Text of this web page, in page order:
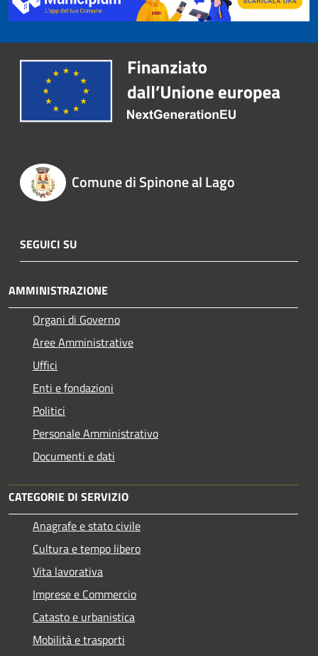
Comune di Spinone al Lago
SEGUICI SU
AMMINISTRAZIONE
Organi di Governo
Aree Amministrative
Uffici
Enti e fondazioni
Politici
Personale Amministrativo
Documenti e dati
CATEGORIE DI SERVIZIO
Anagrafe e stato civile
Cultura e tempo libero
Vita lavorativa
Imprese e Commercio
Catasto e urbanistica
Mobilità e trasporti